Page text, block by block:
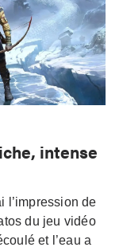
intense
l’impression de
du jeu vidéo
et l’eau a